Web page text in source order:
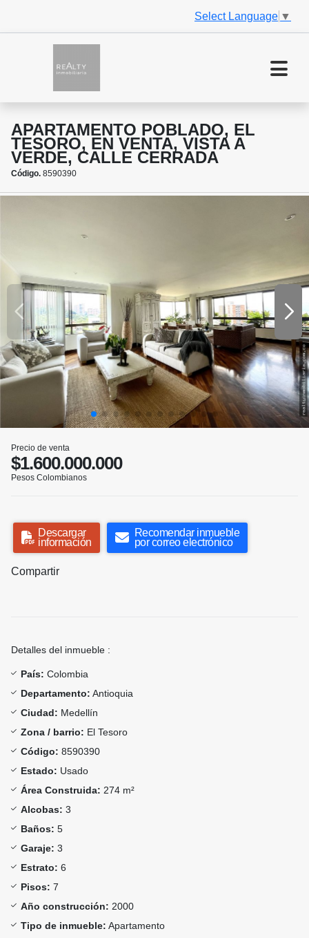
Select Language ▼
APARTAMENTO POBLADO, EL
TESORO, EN VENTA, VISTA A
VERDE, CALLE CERRADA
Código. 8590390
Precio de venta
$1.600.000.000
Pesos Colombianos
Descargar
información
Recomendar inmueble
por correo electrónico
Compartir
Detalles del inmueble :
País: Colombia
Departamento: Antioquia
Ciudad: Medellín
Zona / barrio: El Tesoro
Código: 8590390
Estado: Usado
Área Construida: 274 m²
Alcobas: 3
Baños: 5
Garaje: 3
Estrato: 6
Pisos: 7
Año construcción: 2000
Tipo de inmueble: Apartamento